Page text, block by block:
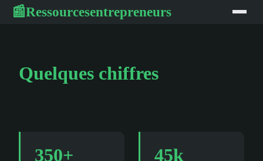
📰Ressourcesentrepreneurs
Quelques chiffres
350+ 45k